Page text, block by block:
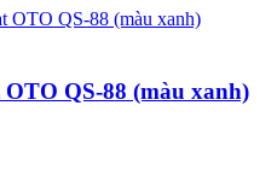
OTO QS-88 (màu xanh)